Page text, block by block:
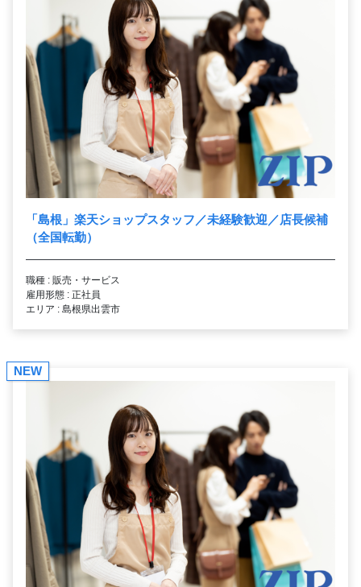
「島根」楽天ショップスタッフ／未経験歓迎／店長候補
（全国転勤）
職種 : 販売・サービス
雇用形態 : 正社員
エリア : 島根県出雲市
NEW